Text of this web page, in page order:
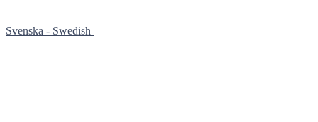
Svenska - Swedish